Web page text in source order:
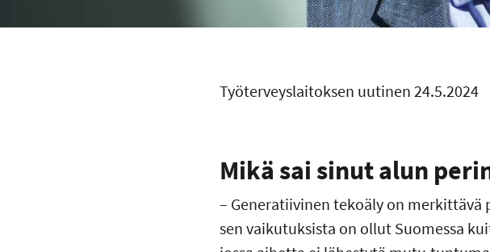
Työterveyslaitoksen uutinen 24.5.2024
Mikä sai sinut alun
– Generatiivinen tekoäly on
sen vaikutuksista on ollut Suomessa